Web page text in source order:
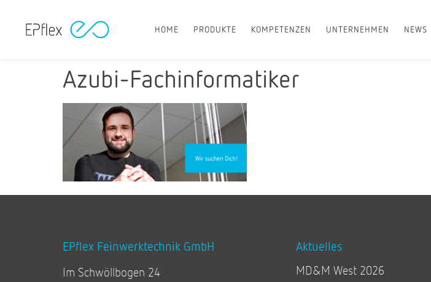
HOME PRODUKTE KOMPETENZEN UNTERNEHMEN NEWS
Azubi-Fachinformatiker
EPflex Feinwerktechnik GmbH
Im Schwöllbogen 24
Aktuelles
MD&M West 2026